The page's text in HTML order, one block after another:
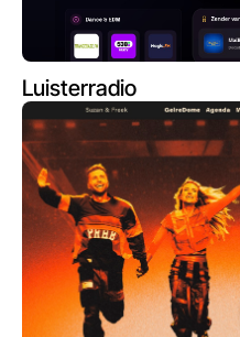
Luisterradio